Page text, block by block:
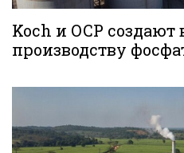
Koch и OCP создают
производству